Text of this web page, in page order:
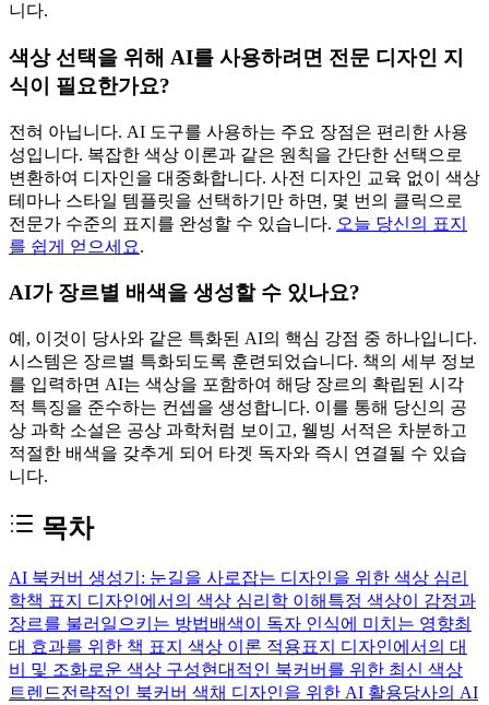
니다.
색상 선택을 위해 AI를 사용하려면 전문 디자인 지
식이 필요한가요?
전혀 아닙니다. AI 도구를 사용하는 주요 장점은 편리한 사용
성입니다. 복잡한 색상 이론과 같은 원칙을 간단한 선택으로
변환하여 디자인을 대중화합니다. 사전 디자인 교육 없이 색상
테마나 스타일 템플릿을 선택하기만 하면, 몇 번의 클릭으로
전문가 수준의 표지를 완성할 수 있습니다. 오늘 당신의 표지
를 쉽게 얻으세요.
AI가 장르별 배색을 생성할 수 있나요?
예, 이것이 당사와 같은 특화된 AI의 핵심 강점 중 하나입니다.
시스템은 장르별 특화되도록 훈련되었습니다. 책의 세부 정보
를 입력하면 AI는 색상을 포함하여 해당 장르의 확립된 시각
적 특징을 준수하는 컨셉을 생성합니다. 이를 통해 당신의 공
상 과학 소설은 공상 과학처럼 보이고, 웰빙 서적은 차분하고
적절한 배색을 갖추게 되어 타겟 독자와 즉시 연결될 수 있습
니다.
목차
AI 북커버 생성기: 눈길을 사로잡는 디자인을 위한 색상 심리
학책 표지 디자인에서의 색상 심리학 이해 특정 색상이 감정과
장르를 불러일으키는 방법배색이 독자 인식에 미치는 영향최
대 효과를 위한 책 표지 색상 이론 적용표지 디자인에서의 대
비 및 조화로운 색상 구성현대적인 북커버를 위한 최신 색상
트렌드전략적인 북커버 색채 디자인을 위한 AI 활용당사의 AI